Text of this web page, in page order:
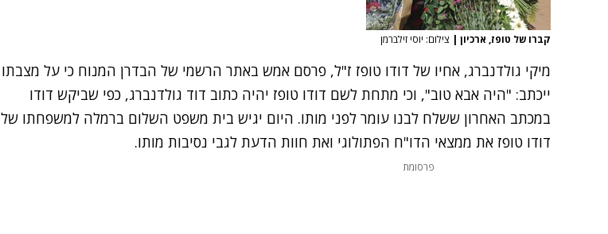
קברו של טופז, ארכיון | צילום: יוסי זילברמן
מיקי גולדנברג, אחיו של דודו טופז ז"ל, פרסם אמש באתר הרשמי של הבדרן המנוח כי על מצבתו
ייכתב: "היה אבא טוב", וכי מתחת לשם דודו טופז יהיה כתוב דוד גולדנברג, כפי שביקש דודו
במכתב האחרון ששלח לבנו עומר לפני מותו. היום יגיש בית משפט השלום ברמלה למשפחתו של
דודו טופז את ממצאי הדו"ח הפתולוגי ואת חוות הדעת לגבי נסיבות מותו.
פרסומת